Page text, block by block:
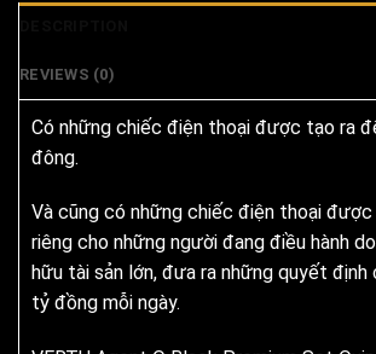
REVIEWS (0)
Có những chiếc điện thoại được tạo ra
đông.
Và cũng có những chiếc điện thoại được
riêng cho những người đang điều hành
hữu tài sản lớn, đưa ra những quyết định
tỷ đồng mỗi ngày.